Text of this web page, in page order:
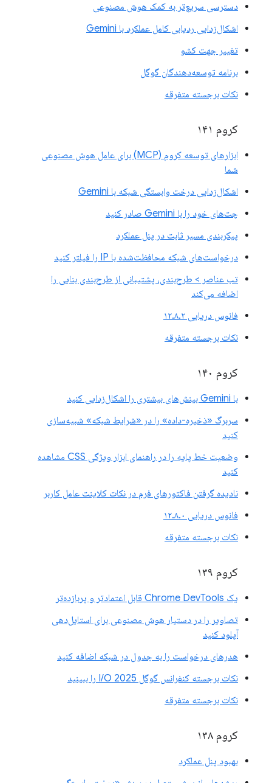
دسترسی سریع‌تر به کمک هوش مصنوعی
اشکال‌زدایی ردیابی کامل عملکرد با Gemini
تغییر جهت کشو
برنامه توسعه‌دهندگان گوگل
نکات برجسته متفرقه
کروم ۱۴۱
ابزارهای توسعه کروم (MCP) برای عامل هوش مصنوعی
شما
اشکال‌زدایی درخت وابستگی شبکه با Gemini
چت‌های خود را با Gemini صادر کنید
پیکربندی مسیر ثابت در پنل عملکرد
درخواست‌های شبکه محافظت‌شده با IP را فیلتر کنید
تب عناصر > طرح‌بندی، پشتیبانی از طرح‌بندی بنایی را
اضافه می‌کند
فانوس دریایی ۱۲.۸.۲
نکات برجسته متفرقه
کروم ۱۴۰
با Gemini بینش‌های بیشتری را اشکال‌زدایی کنید
سربرگ «ذخیره-داده» را در «شرایط شبکه» شبیه‌سازی
کنید
وضعیت خط پایه را در راهنمای ابزار ویژگی CSS مشاهده
کنید
نادیده گرفتن فاکتورهای فرم در نکات کلاینت عامل کاربر
فانوس دریایی ۱۲.۸.۰
نکات برجسته متفرقه
کروم ۱۳۹
یک Chrome DevTools قابل اعتمادتر و پربازده‌تر
تصاویر را در دستیار هوش مصنوعی برای استایل‌دهی
آپلود کنید
هدرهای درخواست را به جدول در شبکه اضافه کنید
نکات برجسته کنفرانس گوگل I/O 2025 را ببینید
نکات برجسته متفرقه
کروم ۱۳۸
بهبود پنل عملکرد